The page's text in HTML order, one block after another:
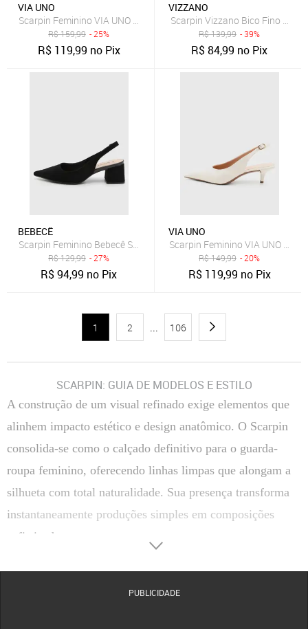
VIA UNO
Scarpin Feminino VIA UNO Salto Anabela Off White
R$159,99 - 25%
R$ 119,99 no Pix
VIZZANO
Scarpin Vizzano Bico Fino
R$139,99 - 39%
R$84,99 no Pix
BEBECÊ
Scarpin Feminino Bebecê Salto Bloco Slingback Preto
R$129,99 - 27%
R$94,99 no Pix
VIA UNO
Scarpin Feminino VIA UNO Bico
R$149,99 - 20%
R$ 119,99 no Pix
1 2 ... 106
SCARPIN: GUIA DE MODELOS E ESTILO
A construção de um visual refinado exige elementos que
alinhem impacto estético e design anatômico. O Scarpin
consolida-se como o calçado definitivo para o guarda-
roupa feminino, oferecendo linhas limpas que alongam a
silhueta com total naturalidade. Sua presença transforma
instantaneamente produções simples em composições
sofisticadas.
PUBLICIDADE